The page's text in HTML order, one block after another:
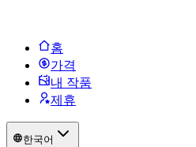
홈
가격
내 작품
제휴
한국어